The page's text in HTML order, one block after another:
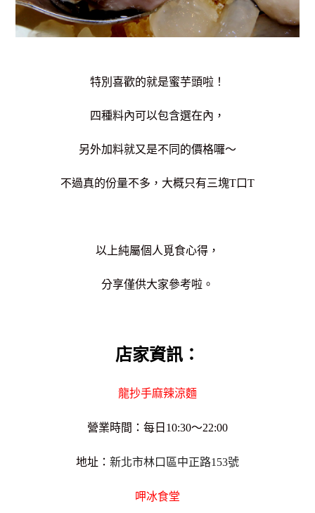
特別喜歡的就是蜜芋頭啦！
四種料內可以包含選在內，
另外加料就又是不同的價格囉～
不過真的份量不多，大概只有三塊T口T
以上純屬個人覓食心得，
分享僅供大家參考啦。
店家資訊：
龍抄手麻辣涼麵
營業時間：每日10:30～22:00
地址： 新北市林口區中正路153號
呷冰食堂